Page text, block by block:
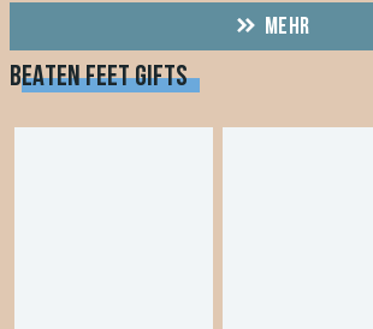
MEHR
BEATEN FEET GIFTS